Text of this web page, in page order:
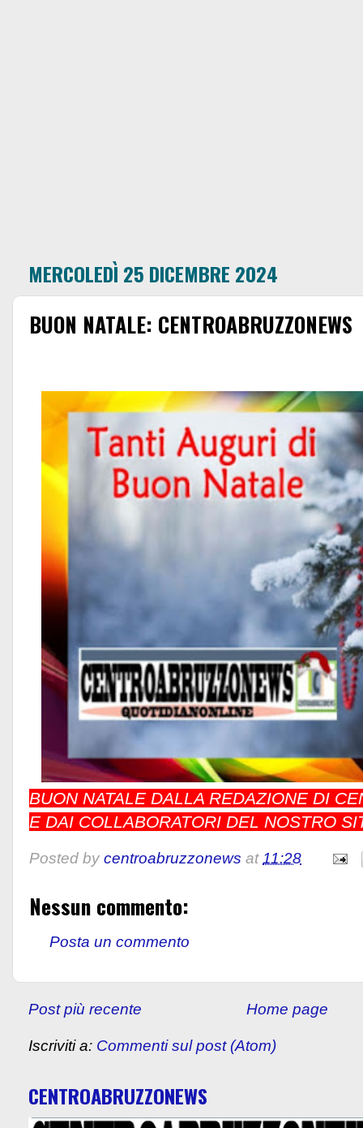
MERCOLEDÌ 25 DICEMBRE 2024
BUON NATALE: CENTROABRUZZONEWS
BUON NATALE DALLA REDAZIONE DI
E DAI COLLABORATORI DEL NOSTRO
Posted by centroabruzzonews at11:28
Nessun commento:
Posta un commento
Post più recente Home page
Iscriviti a: Commenti sul post (Atom)
CENTROABRUZZONEWS